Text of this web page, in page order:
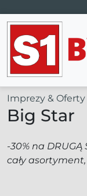
Main
Imprezy & Oferty
Big Star
-30% na DRUGĄ
cały